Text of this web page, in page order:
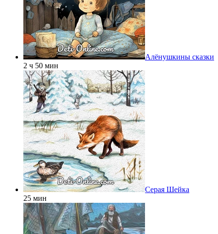
Алёнушкины сказки
2 ч 50 мин
Серая Шейка
25 мин